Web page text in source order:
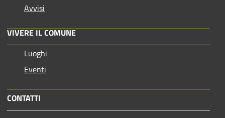
Avvisi
VIVERE IL COMUNE
Luoghi
Eventi
CONTATTI